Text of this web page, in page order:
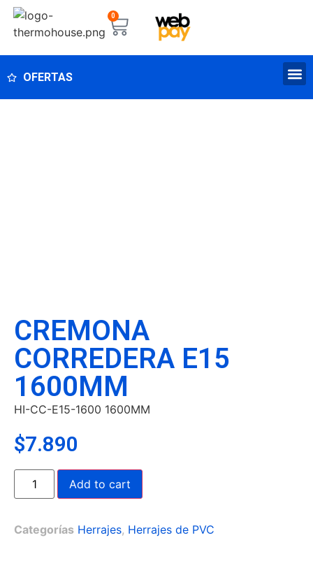
0
OFERTAS
CREMONA
CORREDERA E15
1600MM
HI-CC-E15-1600 1600MM
$7.890
Add to cart
Categorías Herrajes, Herrajes de PVC